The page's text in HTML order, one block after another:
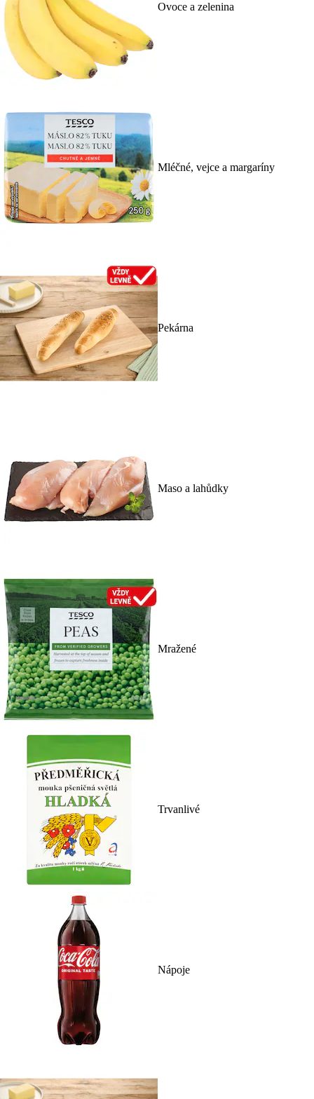
Ovoce a zelenina
Mléčné, vejce a margaríny
Pekárna
Maso a lahůdky
Mražené
Trvanlivé
Nápoje